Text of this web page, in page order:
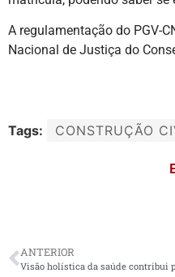
A regulamentação do PGV-
Nacional de Justiça do
Tags: CONSTRUÇÃO
ANTERIOR
Visão holística da saúde contribui